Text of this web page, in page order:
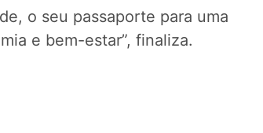
o seu passaporte para uma
e bem-estar”, finaliza.